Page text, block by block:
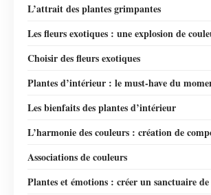
L’attrait des plantes grimpantes
Les fleurs exotiques : une explosion de
Choisir des fleurs exotiques
Plantes d’intérieur : le must-have du
Les bienfaits des plantes d’intérieur
L’harmonie des couleurs : création de
Associations de couleurs
Plantes et émotions : créer un sanctuaire